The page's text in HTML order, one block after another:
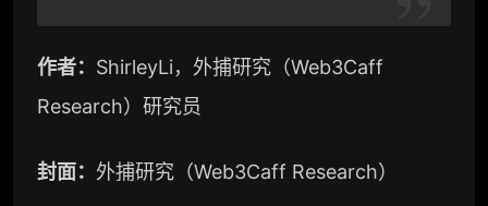
o
作者： ShirleyLi，外捕研究（Web3Caff
Research）研究员
封面： 外捕研究（Web3Caff Research）